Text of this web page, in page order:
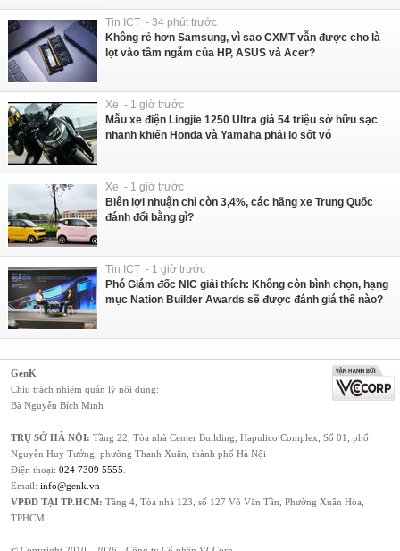
Tin ICT - 34 phút trước
Không rẻ hơn Samsung, vì sao CXMT vẫn được cho là
lọt vào tầm ngắm của HP, ASUS và Acer?
Xe - 1 giờ trước
Mẫu xe điện Lingjie 1250 Ultra giá 54 triệu sở hữu sạc
nhanh khiến Honda và Yamaha phải lo sốt vó
Xe - 1 giờ trước
Biên lợi nhuận chỉ còn 3,4%, các hãng xe Trung Quốc
đánh đổi bằng gì?
Tin ICT - 1 giờ trước
Phó Giám đốc NIC giải thích: Không còn bình chọn, hạng
mục Nation Builder Awards sẽ được đánh giá thế nào?
GenK
Chịu trách nhiệm quản lý nội dung:
Bà Nguyễn Bích Minh
TRỤ SỞ HÀ NỘI: Tầng 22, Tòa nhà Center Building, Hapulico Complex, Số 01, phố
Nguyễn Huy Tưởng, phường Thanh Xuân, thành phố Hà Nội
Điện thoại: 024 7309 5555
Email: info@genk.vn
VPĐD TẠI TP.HCM: Tầng 4, Tòa nhà 123, số 127 Võ Văn Tần, Phường Xuân Hòa,
TPHCM